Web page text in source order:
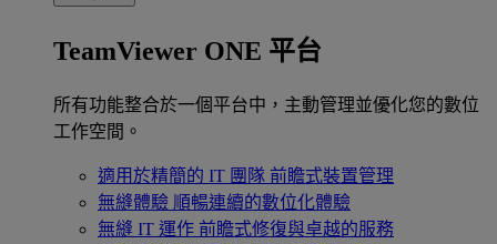
TeamViewer ONE 平台
所有功能整合於一個平台中，主動管理並優化您的數位
工作空間。
適用於精簡的 IT 團隊 前瞻式裝置管理
無縫體驗 順暢連續的數位化體驗
無縫 IT 運作 前瞻式修復與卓越的服務